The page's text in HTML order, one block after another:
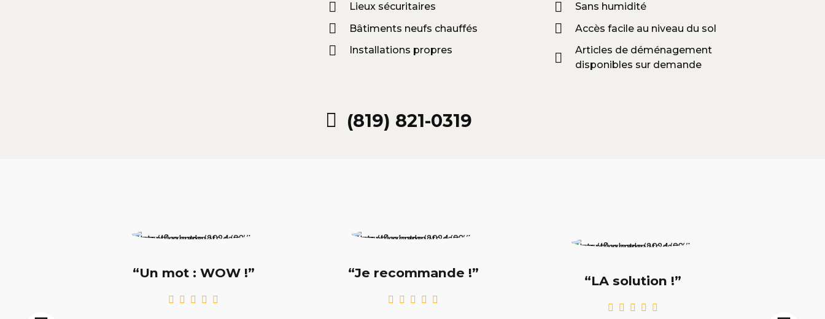
Lieux sécuritaires
Bâtiments neufs chauffés
Installations propres
Sans humidité
Accès facile au niveau du sol
Articles de déménagement
disponibles sur demande
(819) 821-0319
“Un mot : WOW !” “Je recommande !”
“LA solution !”